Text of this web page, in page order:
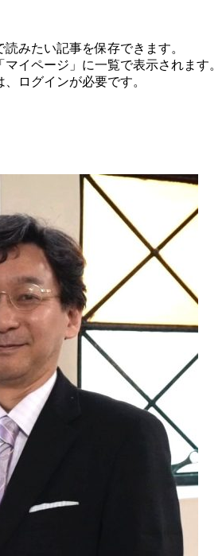
読みたい記事を保存できます。
イページ」に一覧で表示されます。
ログインが必要です。